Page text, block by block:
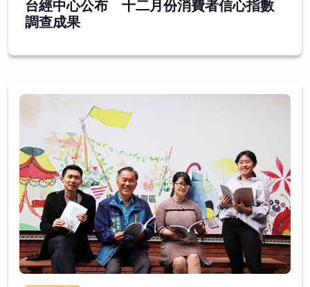
台經中心公布 十二月份消費者信心指數
調查成果